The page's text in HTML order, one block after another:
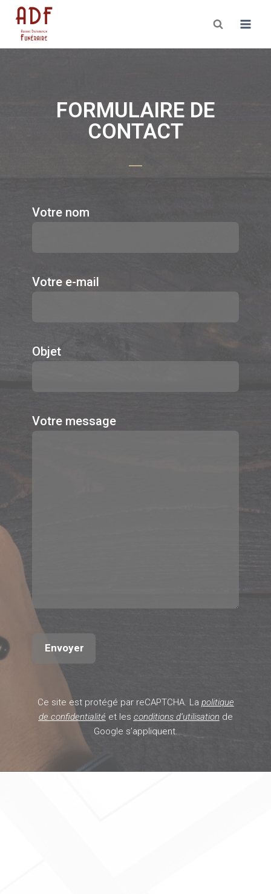
FORMULAIRE DE
CONTACT
Votre nom
Votre e-mail
Objet
Votre message
Ce site est protégé par reCAPTCHA. La politique
de confidentialité et les conditions d’utilisation de
Google s’appliquent.